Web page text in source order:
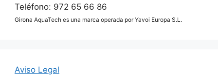
Teléfono: 972 65 66 86
Girona AquaTech es una marca operada por Yavoi Europa S.L.
Aviso Legal